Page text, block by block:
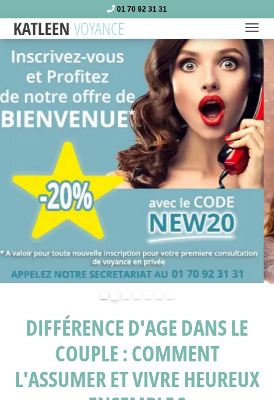
01 70 92 31 31
DIFFÉRENCE D'AGE DANS LE
COUPLE : COMMENT
L'ASSUMER ET VIVRE HEUREUX